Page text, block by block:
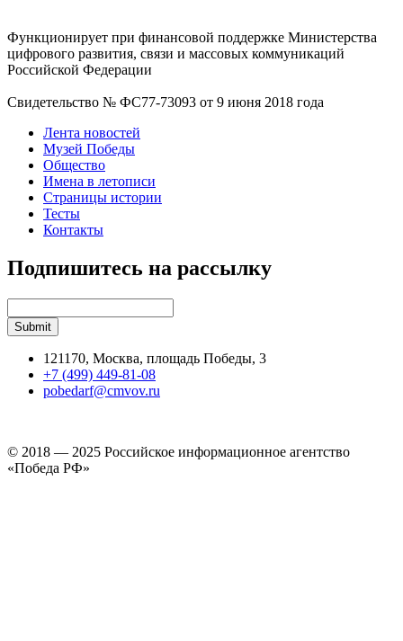
Функционирует при финансовой поддержке Министерства
цифрового развития, связи и массовых коммуникаций
Российской Федерации
Свидетельство № ФС77-73093 от 9 июня 2018 года
Лента новостей
Музей Победы
Общество
Имена в летописи
Страницы истории
Тесты
Контакты
Подпишитесь на рассылку
121170, Москва, площадь Победы, 3
+7 (499) 449-81-08
pobedarf@cmvov.ru
© 2018 — 2025 Российское информационное агентство
«Победа РФ»